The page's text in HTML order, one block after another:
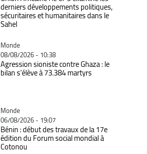
derniers développements politiques,
sécuritaires et humanitaires dans le
Sahel
Catégorie
Monde
08/08/2026 - 10:38
Agression sioniste contre Ghaza : le
bilan s'élève à 73.384 martyrs
Catégorie
Monde
06/08/2026 - 19:07
Bénin : début des travaux de la 17e
édition du Forum social mondial à
Cotonou